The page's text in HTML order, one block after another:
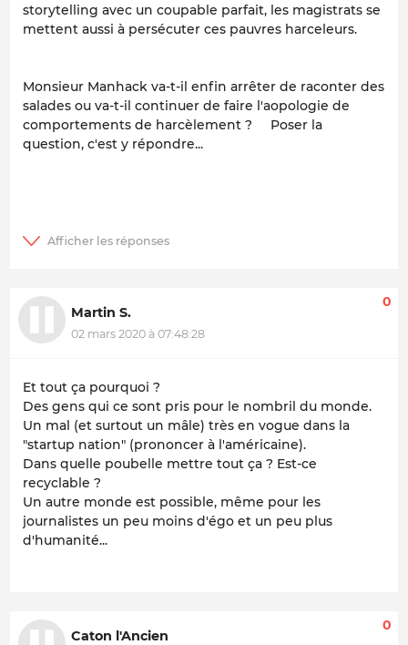
storytelling avec un coupable parfait, les magistrats se
mettent aussi à persécuter ces pauvres harceleurs.
Monsieur Manhack va-t-il enfin arrêter de raconter des
salades ou va-t-il continuer de faire l'aopologie de
comportements de harcèlement ? Poser la
question, c'est y répondre...
Martin S.
02 mars 2020 à 07:48:28
0
Et tout ça pourquoi ?
Des gens qui ce sont pris pour le nombril du monde.
Un mal (et surtout un mâle) très en vogue dans la
"startup nation" (prononcer à l'américaine).
Dans quelle poubelle mettre tout ça ? Est-ce
recyclable ?
Un autre monde est possible, même pour les
journalistes un peu moins d'égo et un peu plus
d'humanité...
Caton l'Ancien
0